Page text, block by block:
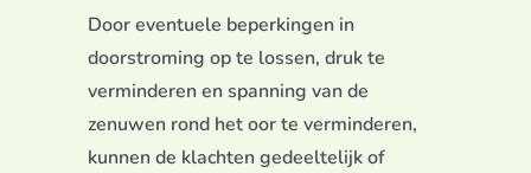
Door eventuele beperkingen in
doorstroming op te lossen, druk te
verminderen en spanning van de
zenuwen rond het oor te verminderen,
kunnen de klachten gedeeltelijk of